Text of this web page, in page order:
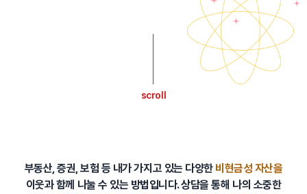
scroll
부동산, 증권, 보험 등 내가 가지고 있는 다양한 비현금성 자산을
이웃과 함께 나눌 수 있는 방법입니다.상담을 통해 나의 소중한